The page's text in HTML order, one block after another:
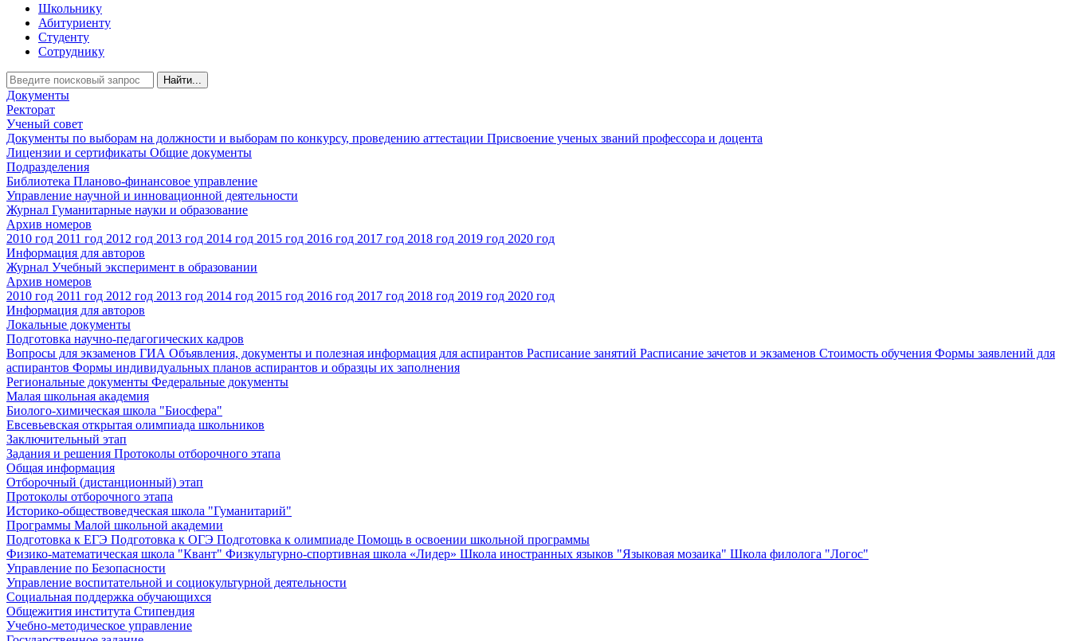
Школьнику
Абитуриенту
Студенту
Сотруднику
Найти...
Документы
Ректорат
Ученый совет
Документы по выборам на должности и выборам по конкурсу, проведению аттестации Присвоение ученых званий профессора и доцента
Лицензии и сертификаты Общие документы
Подразделения
Библиотека Планово-финансовое управление
Управление научной и инновационной деятельности
Журнал Гуманитарные науки и образование
Архив номеров
2010 год 2011 год 2012 год 2013 год 2014 год 2015 год 2016 год 2017 год 2018 год 2019 год 2020 год
Информация для авторов
Журнал Учебный эксперимент в образовании
Архив номеров
2010 год 2011 год 2012 год 2013 год 2014 год 2015 год 2016 год 2017 год 2018 год 2019 год 2020 год
Информация для авторов
Локальные документы
Подготовка научно-педагогических кадров
Вопросы для экзаменов ГИА Объявления, документы и полезная информация для аспирантов Расписание занятий Расписание зачетов и экзаменов Стоимость обучения Формы заявлений для
аспирантов Формы индивидуальных планов аспирантов и образцы их заполнения
Региональные документы Федеральные документы
Малая школьная академия
Биолого-химическая школа "Биосфера"
Евсевьевская открытая олимпиада школьников
Заключительный этап
Задания и решения Протоколы отборочного этапа
Общая информация
Отборочный (дистанционный) этап
Протоколы отборочного этапа
Историко-обществоведческая школа "Гуманитарий"
Программы Малой школьной академии
Подготовка к ЕГЭ Подготовка к ОГЭ Подготовка к олимпиаде Помощь в освоении школьной программы
Физико-математическая школа "Квант" Физкультурно-спортивная школа «Лидер» Школа иностранных языков "Языковая мозаика" Школа филолога "Логос"
Управление по Безопасности
Управление воспитательной и социокультурной деятельности
Социальная поддержка обучающихся
Общежития института Стипендия
Учебно-методическое управление